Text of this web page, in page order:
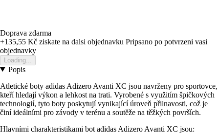
Doprava zdarma
+135,55 Kč ziskate na dalsi objednavku Pripsano po potvrzeni vasi
objednavky
Loading...
Popis
Atletické boty adidas Adizero Avanti XC jsou navrženy pro sportovce,
kteří hledají výkon a lehkost na trati. Vyrobené s využitím špičkových
technologií, tyto boty poskytují vynikající úroveň přilnavosti, což je
činí ideálními pro závody v terénu a soutěže na těžkých površích.
Hlavními charakteristikami bot adidas Adizero Avanti XC jsou: